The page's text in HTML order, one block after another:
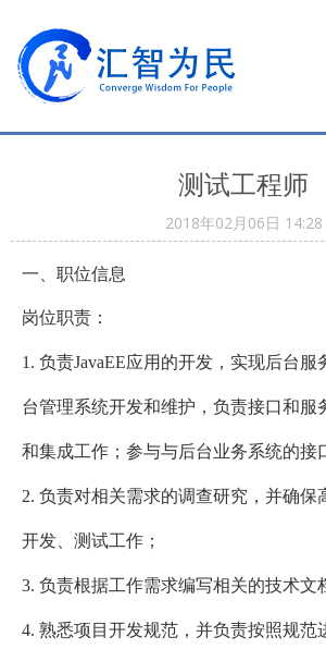
测试工程师
2018年02月06日 14:28
一、职位信息
岗位职责：
1. 负责JavaEE应用的开发，实现后台
台管理系统开发和维护，负责接口和服
和集成工作；参与与后台业务系统的接
2. 负责对相关需求的调查研究，并确保
开发、测试工作；
3. 负责根据工作需求编写相关的技术文
4. 熟悉项目开发规范，并负责按照规范